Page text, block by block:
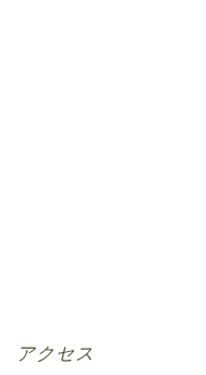
アクセス